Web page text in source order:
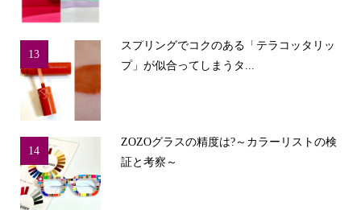
13
スプリングでコクのある「テラコッタリッ
プ」が似合ってしまうタ...
14
ZOZOグラスの精度は?～カラーリストの検
証と考察～